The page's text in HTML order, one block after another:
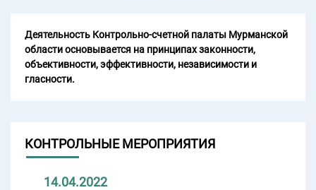
Деятельность Контрольно-счетной палаты Мурманской
области основывается на принципах законности,
объективности, эффективности, независимости и
гласности.
КОНТРОЛЬНЫЕ МЕРОПРИЯТИЯ
14.04.2022